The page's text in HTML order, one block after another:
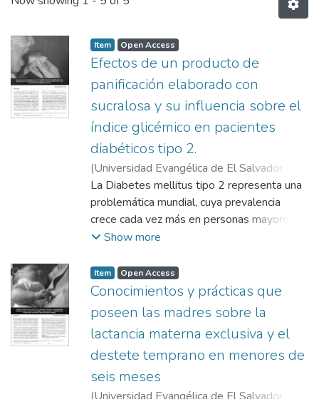
Item Open Access
Efectos de un producto de
panificación elaborado con
sucralosa y su influencia sobre el
índice glicémico en pacientes
diabéticos tipo 2.
(Universidad Evangélica de El Salvador,
2004)Martínez Aguilar, Reina Cristina;
Castillo de Del Valle, Nancy Raquel;
Guzmán de Ascencio, Ligía María
La Diabetes mellitus tipo 2 representa una
problemática mundial, cuya prevalencia
crece cada vez más en personas mayores
de 40 años, en los que representa de 90 al
gastos considerables en los presupuestos
sanitarios de un país. El objetivo del estudio
fue formular un producto de panificación
elaborado con sucralosa (edulcorante no
calórico) y fibra (avena), para reducir los
niveles sanguíneos de glucosa y medir su
influencia niveles glicémicos del diabético
tipo 2, así como evaluar su aceptabilidad.
Show more
Item Open Access
Conocimientos y prácticas que
poseen las madres sobre la
lactancia materna exclusiva y el
destete temprano en menores de
seis meses